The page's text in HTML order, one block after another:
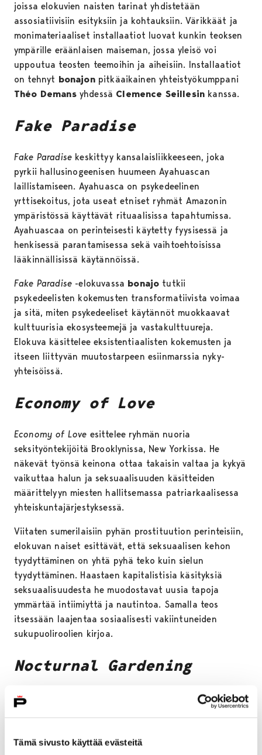
Tämä sivusto käyttää evästeitä
joissa elokuvien naisten tarinat yhdistetään
assosiatiivisiin esityksiin ja kohtauksiin. Värikkäät ja
monimateriaaliset installaatiot luovat kunkin teoksen
ympärille eräänlaisen maiseman, jossa yleisö voi
uppoutua teosten teemoihin ja aiheisiin. Installaatiot
on tehnyt bonajonpitkäaikainen yhteistyökumppani
Théo Demansyhdessä Clemence Seillesin kanssa.
Fake Paradise
Fake Paradise keskittyy kansalaisliikkeeseen, joka
pyrkii hallusinogeenisen huumeen Ayahuascan
laillistamiseen. Ayahuasca on psykedeelinen
yrttisekoitus, jota useat etniset ryhmät Amazonin
ympäristössä käyttävät rituaalisissa tapahtumissa.
Ayahuascaa on perinteisesti käytetty fyysisessä ja
henkisessä parantamisessa sekä vaihtoehtoisissa
lääkinnällisissä käytännöissä.
Fake Paradise -elokuvassa bonajo tutkii
psykedeelisten kokemusten transformatiivista voimaa
ja sitä, miten psykedeeliset käytännöt muokkaavat
kulttuurisia ekosysteemejä ja vastakulttuureja.
Elokuva käsittelee eksistentiaalisten kokemusten ja
itseen liittyvän muutostarpeen esiinmarssia nyky-
yhteisöissä.
Economy of Love
Economy of Love esittelee ryhmän nuoria
seksityöntekijöitä Brooklynissa, New Yorkissa. He
näkevät työnsä keinona ottaa takaisin valtaa ja kykyä
vaikuttaa halun ja seksuaalisuuden käsitteiden
määrittelyyn miesten hallitsemassa patriarkaalisessa
yhteiskuntajärjestyksessä.
Viitaten sumerilaisiin pyhän prostituution perinteisiin,
elokuvan naiset esittävät, että seksuaalisen kehon
tyydyttäminen on yhtä pyhä teko kuin sielun
tyydyttäminen. Haastaen kapitalistisia käsityksiä
seksuaalisuudesta he muodostavat uusia tapoja
ymmärtää intiimiyttä ja nautintoa. Samalla teos
itsessään laajentaa sosiaalisesti vakiintuneiden
sukupuoliroolien kirjoa.
Nocturnal Gardening
Trilogian kolmas osa,
, käsittelee
maanviljelyä ja ruoantuotantoa. Elokuvan neljässä
lähestyä maanomistusta, maanviljelyä ja